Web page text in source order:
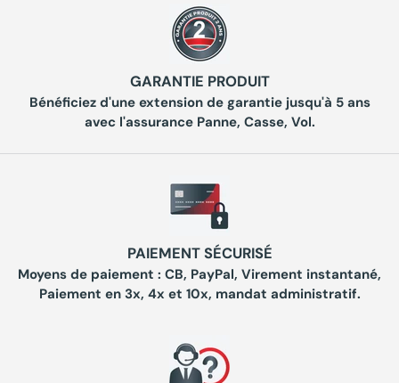
GARANTIE PRODUIT
Bénéficiez d'une extension de garantie jusqu'à 5 ans
avec l'assurance Panne, Casse, Vol.
PAIEMENT SÉCURISÉ
Moyens de paiement : CB, PayPal, Virement instantané,
Paiement en 3x, 4x et 10x, mandat administratif.